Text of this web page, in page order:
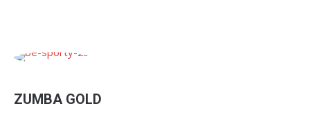
ZUMBA GOLD